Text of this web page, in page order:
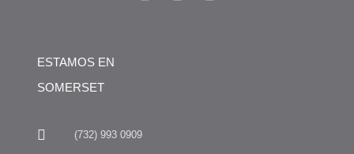
ESTAMOS EN
SOMERSET
(732) 993 0909